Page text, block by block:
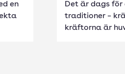
en
Det är dags
traditioner –
kräftorna är